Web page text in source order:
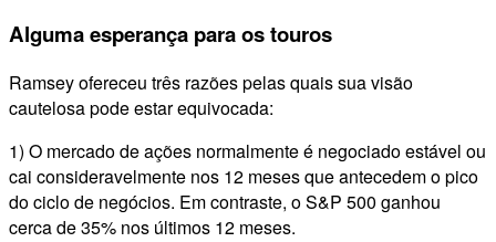
Alguma esperança para os touros
Ramsey ofereceu três razões pelas quais sua visão
cautelosa pode estar equivocada:
1) O mercado de ações normalmente é negociado estável ou
cai consideravelmente nos 12 meses que antecedem o pico
do ciclo de negócios. Em contraste, o S&P 500 ganhou
cerca de 35% nos últimos 12 meses.